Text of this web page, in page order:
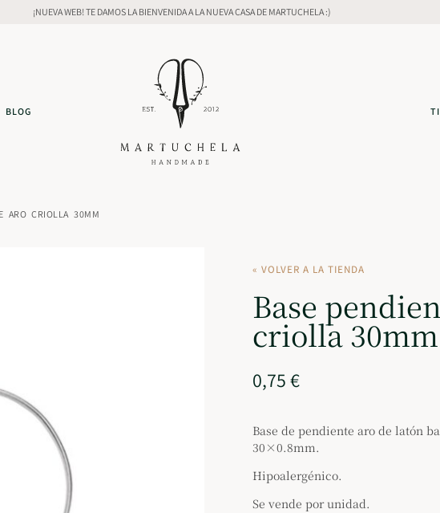
¡NUEVA WEB! TE DAMOS LA BIENVENIDA A LA NUEVA CASA DE MARTUCHELA :)
BLOG
ARO CRIOLLA 30MM
« VOLVER A LA TIENDA
Base
criolla 30mm
0,75€
Base de pendiente aro de latón
30×0.8mm.
Hipoalergénico.
Se vende por unidad.